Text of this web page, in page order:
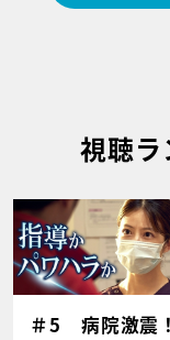
視聴
＃5 病院激震